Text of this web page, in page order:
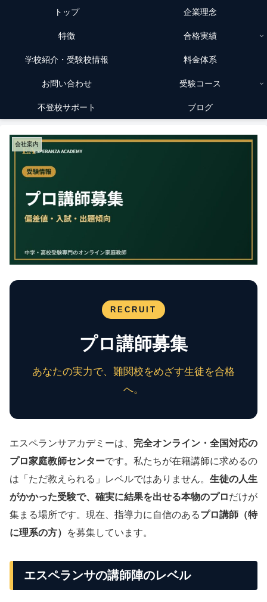
トップ 企業理念
特徴 合格実績
学校紹介・受験校情報 料金体系
お問い合わせ 受験コース
不登校サポート ブログ
会社案内
RECRUIT
プロ講師募集
あなたの実力で、難関校をめざす生徒を合格
へ。
エスペランサアカデミーは、 完全オンライン・全国対応の
プロ家庭教師センターです。私たちが在籍講師に求めるの
は「ただ教えられる」レベルではありません。 生徒の人生
がかかった受験で、確実に結果を出せる本物のプロだけが
集まる場所です。現在、指導力に自信のあるプロ講師（特
に理系の方）
を募集しています。
エスペランサの講師陣のレベル